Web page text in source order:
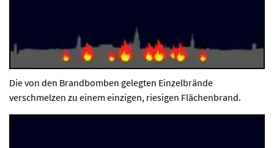
Die von den Brandbomben gelegten Einzelbrände
verschmelzen zu einem einzigen, riesigen Flächenbrand.